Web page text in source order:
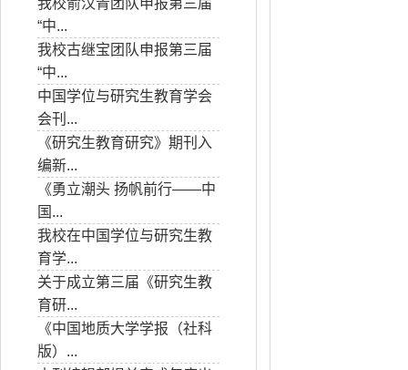
我校俞汉青团队申报第三届
“中...
我校古继宝团队申报第三届
“中...
中国学位与研究生教育学会
会刊...
《研究生教育研究》期刊入
编新...
《勇立潮头 扬帆前行——中
国...
我校在中国学位与研究生教
育学...
关于成立第三届《研究生教
育研...
《中国地质大学学报（社科
版）...